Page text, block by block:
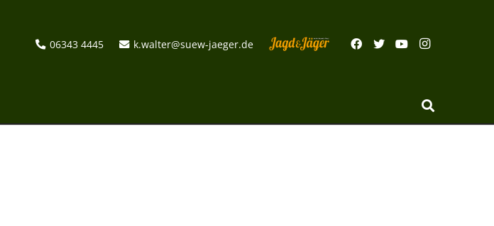
06343 4445 k.walter@suew-jaeger.de